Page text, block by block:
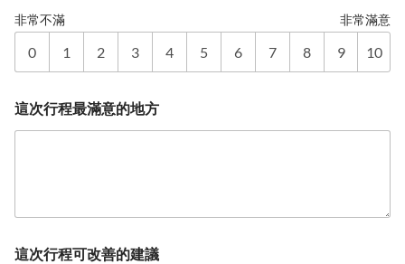
非常不滿 非常滿意
0 1 2 3 4 5 6 7 8 9 10
這次行程最滿意的地方
這次行程可改善的建議